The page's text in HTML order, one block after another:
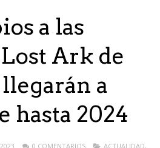
a las
Ark de
a
hasta 2024
0 COMENTARIOS ACTUALIDAD,